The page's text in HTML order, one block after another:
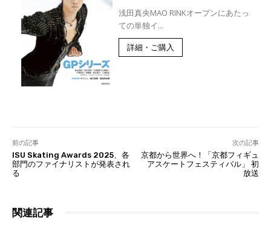
浅田真央MAO RINKオープンにあたっ
ての単独イ...
詳細・ご購入
前の記事
ISU Skating Awards 2025、各
部門のファイナリストが発表され
る
次の記事
京都から世界へ！「京都フィギュ
アスケートフェスティバル」 初
放送
関連記事